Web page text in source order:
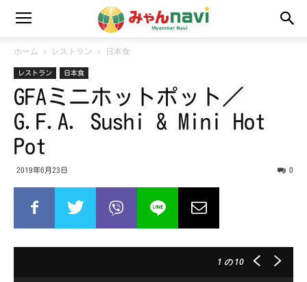
ホーム レストラン 日本食
レストラン 日本食
GFAミニホットポット／
G.F.A. Sushi & Mini Hot
Pot
2019年6月23日 0
1 の 10